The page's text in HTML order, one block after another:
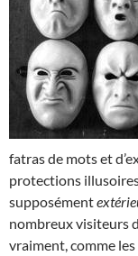
fatras de mots et
protections
supposément
nombreux visiteurs
vraiment, comme